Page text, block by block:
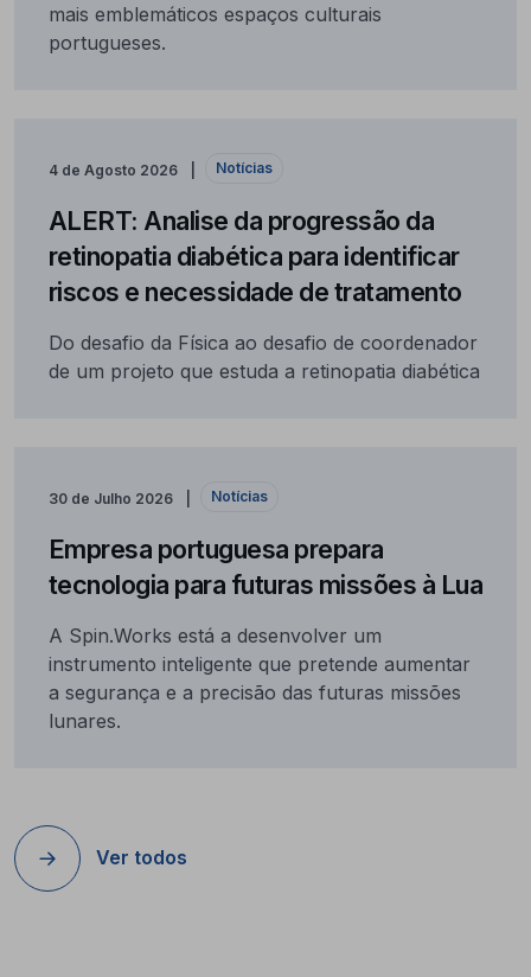
mais emblemáticos espaços culturais
portugueses.
4 de Agosto 2026 Notícias
ALERT: Analise da progressão da
retinopatia diabética para identificar
riscos e necessidade de tratamento
Do desafio da Física ao desafio de coordenador
de um projeto que estuda a retinopatia diabética
30 de Julho 2026 Notícias
Empresa portuguesa prepara
tecnologia para futuras missões à Lua
A Spin.Works está a desenvolver um
instrumento inteligente que pretende aumentar
a segurança e a precisão das futuras missões
lunares.
Ver todos